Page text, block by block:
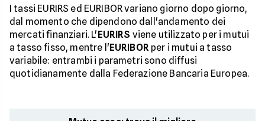
I tassi EURIRS ed EURIBOR variano giorno dopo giorno,
dal momento che dipendono dall'andamento dei
mercati finanziari. L' EURIRS viene utilizzato per i mutui
a tasso fisso, mentre l' EURIBORper i mutui a tasso
variabile: entrambi i parametri sono diffusi
quotidianamente dalla Federazione Bancaria Europea.